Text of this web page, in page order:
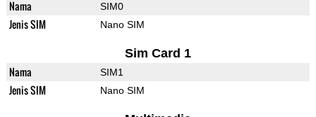
Nama SIM0
Jenis SIM Nano SIM
Sim Card 1
Nama SIM1
Jenis SIM Nano SIM